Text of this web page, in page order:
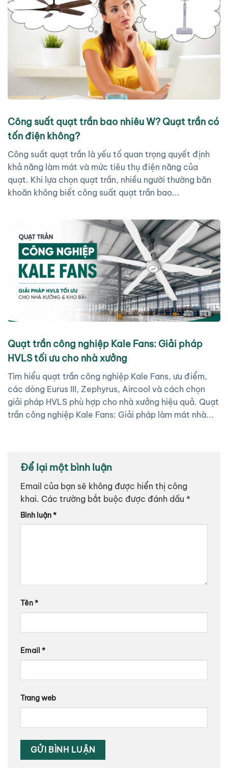
Công suất quạt trần bao nhiêu W? Quạt trần có
tốn điện không?
Công suất quạt trần là yếu tố quan trọng quyết định
khả năng làm mát và mức tiêu thụ điện năng của
quạt. Khi lựa chọn quạt trần, nhiều người thường băn
khoăn không biết công suất quạt trần bao...
Quạt trần công nghiệp Kale Fans: Giải pháp
HVLS tối ưu cho nhà xưởng
Tìm hiểu quạt trần công nghiệp Kale Fans, ưu điểm,
các dòng Eurus III, Zephyrus, Aircool và cách chọn
giải pháp HVLS phù hợp cho nhà xưởng hiệu quả. Quạt
trần công nghiệp Kale Fans: Giải pháp làm mát nhà...
Để lại một bình luận
Email của bạn sẽ không được hiển thị công
khai. Các trường bắt buộc được đánh dấu *
Bình luận*
Tên*
Email *
Trang web